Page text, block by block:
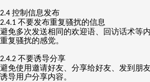
2.4 控制信息发布
2.4.1 不要发布重复骚扰的信息
避免多次发送相同的欢迎语、回访话术等
重复骚扰的感觉。
2.4.2 不要诱导分享
避免使用邀请好友、分享给好友、发到朋
诱导用户分享内容。